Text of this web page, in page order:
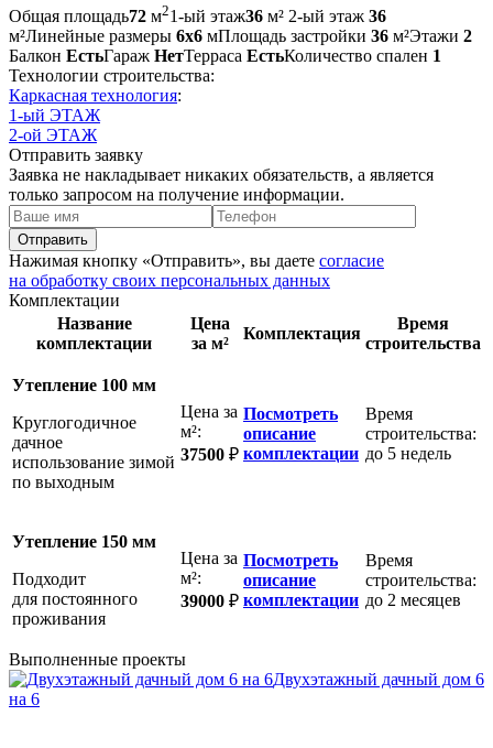
Общая площадь72 м21-ый этаж36 м² 2-ый этаж 36
м²Линейные размеры 6х6 мПлощадь застройки 36 м²Этажи 2
Балкон ЕстьГараж НетТерраса ЕстьКоличество спален 1
Технологии строительства:
Каркасная технология:
1-ый ЭТАЖ
2-ой ЭТАЖ
Отправить заявку
Заявка не накладывает никаких обязательств, а является
только запросом на получение информации.
Отправить
Нажимая кнопку «Отправить», вы даете согласие
на обработку своих персональных данных
Комплектации
Название
комплектации
Цена
за м²
Комплектация
Время
строительства
Утепление 100 мм
Круглогодичное
дачное
использование зимой
по выходным
Цена за
м²:
37500 ₽
Посмотреть
описание
комплектации
Время
строительства:
до 5 недель
Утепление 150 мм
Подходит
для постоянного
проживания
Цена за
м²:
39000 ₽
Посмотреть
описание
комплектации
Время
строительства:
до 2 месяцев
Выполненные проекты
Двухэтажный дачный дом 6
на 6